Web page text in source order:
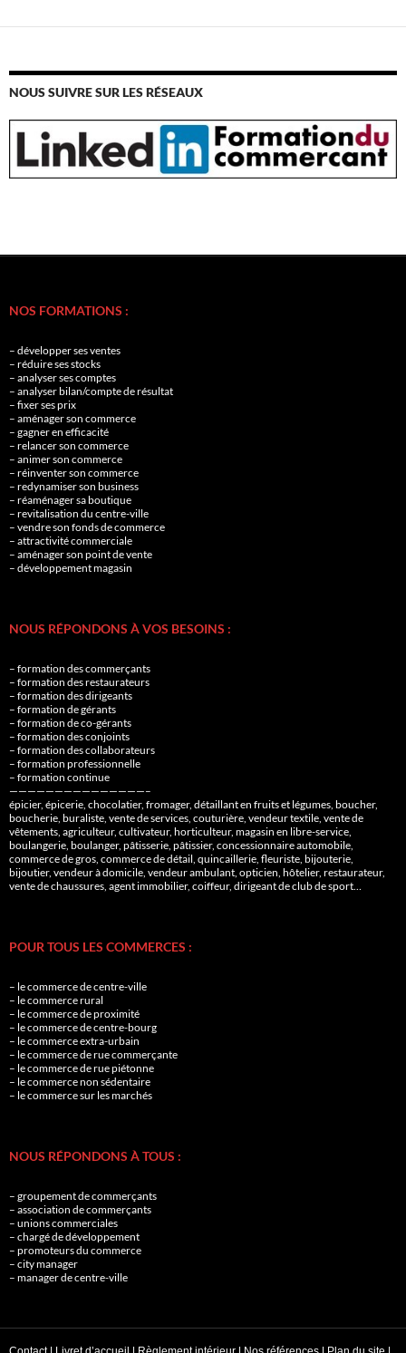
NOUS SUIVRE SUR LES RÉSEAUX
NOS FORMATIONS :
– développer ses ventes
– réduire ses stocks
– analyser ses comptes
– analyser bilan/compte de résultat
– fixer ses prix
– aménager son commerce
– gagner en efficacité
– relancer son commerce
– animer son commerce
– réinventer son commerce
– redynamiser son business
– réaménager sa boutique
– revitalisation du centre-ville
– vendre son fonds de commerce
– attractivité commerciale
– aménager son point de vente
– développement magasin
NOUS RÉPONDONS À VOS BESOINS :
– formation des commerçants
– formation des restaurateurs
– formation des dirigeants
– formation de gérants
– formation de co-gérants
– formation des conjoints
– formation des collaborateurs
– formation professionnelle
– formation continue
———————————————–
épicier, épicerie, chocolatier, fromager, détaillant en fruits et légumes, boucher,
boucherie, buraliste, vente de services, couturière, vendeur textile, vente de
vêtements, agriculteur, cultivateur, horticulteur, magasin en libre-service,
boulangerie, boulanger, pâtisserie, pâtissier, concessionnaire automobile,
commerce de gros, commerce de détail, quincaillerie, fleuriste, bijouterie,
bijoutier, vendeur à domicile, vendeur ambulant, opticien, hôtelier, restaurateur,
vente de chaussures, agent immobilier, coiffeur, dirigeant de club de sport…
POUR TOUS LES COMMERCES :
– le commerce de centre-ville
– le commerce rural
– le commerce de proximité
– le commerce de centre-bourg
– le commerce extra-urbain
– le commerce de rue commerçante
– le commerce de rue piétonne
– le commerce non sédentaire
– le commerce sur les marchés
NOUS RÉPONDONS À TOUS :
– groupement de commerçants
– association de commerçants
– unions commerciales
– chargé de développement
– promoteurs du commerce
– city manager
– manager de centre-ville